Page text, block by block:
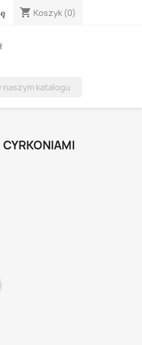
shopping_cart Koszyk (0)